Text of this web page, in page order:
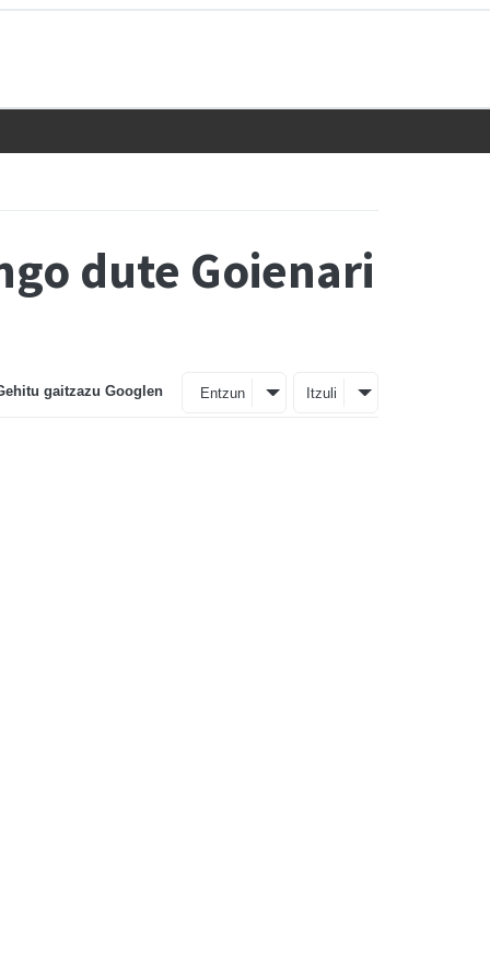
dute Goienari
gaitzazu Googlen Entzun Itzuli